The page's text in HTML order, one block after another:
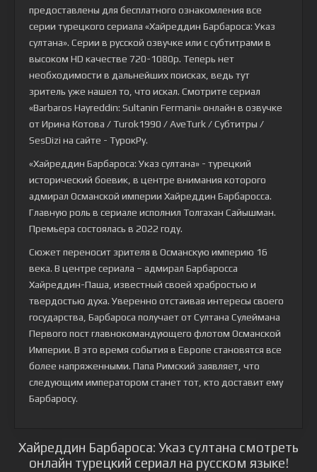
предоставлены для бесплатного ознакомления все
серии турецкого сериала «Хайреддин Барбароса: Указ
султана». Серии в русской озвучке или с субтитрами в
высоком HD качестве 720-1080p. Теперь нет
необходимости в дальнейших поисках, ведь тут
зритель уже нашел то, что искал. Смотрите сериал
«Barbaros Hayreddin: Sultanin Fermani» онлайн в озвучке
от Ирина Котова / Turok1990 / AveTurk / Субтитры /
SesDizi на сайте - ТурокРу.
«Хайреддин Барбароса: Указ султана» - турецкий
исторический боевик, в центре внимания которого
адмирал Османской империи Хайреддин Барбаросса.
Главную роль в сериале исполнил Толгахан Сайышман.
Премьера состоялась в 2022 году.
Сюжет переносит зрителя в Османскую империю 16
века. В центре сериала – адмирал Барбаросса
Хайреддин-Паша, известный своей храбростью и
твердостью духа. Уверенно отстаивая интересы своего
государства, Барбароса получает от Султана Сулеймана
Первого пост главнокомандующего флотом Османской
Империи. В это время события в Европе становятся все
более напряженными. Папа Римский заявляет, что
следующим императором станет тот, кто доставит ему
Барбаросу.
Хайреддин Барбароса: Указ султана смотреть
онлайн турецкий сериал на русском языке!